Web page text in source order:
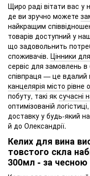
Щиро раді вітати вас у
де ви зручно можете
найкращим
товарів доступний у
що задовольнить
споживачів. Цінники
сервіс для замовлень
співпраця — це вдалий
канцелярія місто рівне
побуту, такі як сучасні
оптимізованій
доставку у будь-який
й до Олександрії.
Келих для вина
товстого скла
300мл - за чесною